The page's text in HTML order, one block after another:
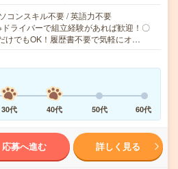
コンスキル不要 / 英語力不要
ライバーで組立経験があれば歓迎！〇
けでもOK！履歴書不要で気軽にオ…
30代 40代 50代 60代
応募へ進む 詳しく見る